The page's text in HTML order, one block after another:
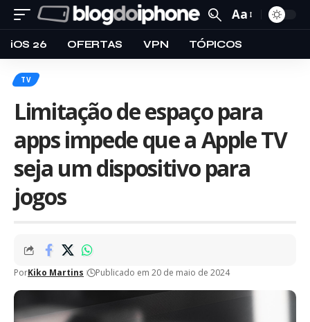
Aa
iOS 26 OFERTAS VPN TÓPICOS
TV
Limitação de espaço para
apps impede que a Apple TV
seja um dispositivo para
jogos
PorKiko Martins Publicado em 20 de maio de 2024